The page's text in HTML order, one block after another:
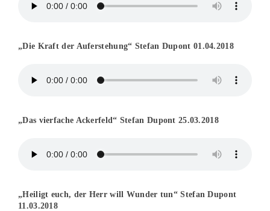
„Die Kraft der Auferstehung“ Stefan Dupont 01.04.2018
„Das vierfache Ackerfeld“ Stefan Dupont 25.03.2018
„Heiligt euch, der Herr will Wunder tun“ Stefan Dupont
11.03.2018